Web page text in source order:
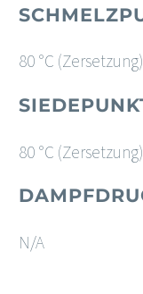
80 °C (Zersetzung)
80 °C (Zersetzung)
N/A